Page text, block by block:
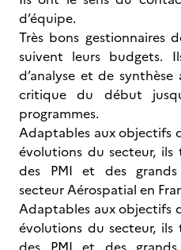
d’équipe.
Très bons gestionnaires
suivent leurs budgets.
d’analyse et de
critique du début
programmes.
Adaptables aux objectifs
évolutions du secteur, ils
des PMI et des
secteur Aérospatial en
Adaptables aux objectifs
évolutions du secteur, ils